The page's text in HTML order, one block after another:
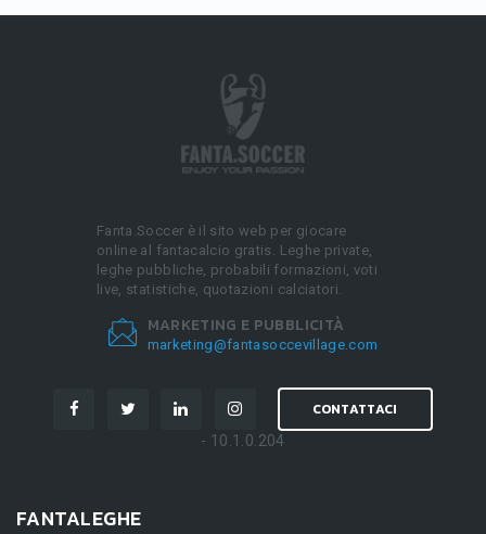
Fanta.Soccer è il sito web per giocare
online al fantacalcio gratis. Leghe private,
leghe pubbliche, probabili formazioni, voti
live, statistiche, quotazioni calciatori.
MARKETING E PUBBLICITÀ
marketing@fantasoccevillage.com
CONTATTACI
- 10.1.0.204
FANTALEGHE